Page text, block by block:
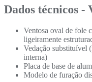
Dados técnicos -
Ventosa oval de fole
ligeiramente
Vedação substituível
interna)
Placa de base de
Modelo de furação